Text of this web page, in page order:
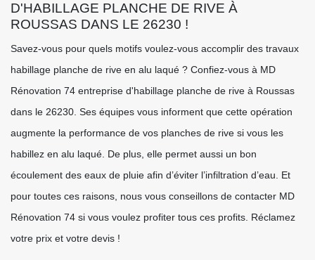
D'HABILLAGE PLANCHE DE RIVE À
ROUSSAS DANS LE 26230 !
Savez-vous pour quels motifs voulez-vous accomplir des travaux
habillage planche de rive en alu laqué ? Confiez-vous à MD
Rénovation 74 entreprise d'habillage planche de rive à Roussas
dans le 26230. Ses équipes vous informent que cette opération
augmente la performance de vos planches de rive si vous les
habillez en alu laqué. De plus, elle permet aussi un bon
écoulement des eaux de pluie afin d’éviter l’infiltration d’eau. Et
pour toutes ces raisons, nous vous conseillons de contacter MD
Rénovation 74 si vous voulez profiter tous ces profits. Réclamez
votre prix et votre devis !